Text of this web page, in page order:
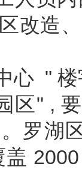
改造
" 楼
区" ,
罗湖